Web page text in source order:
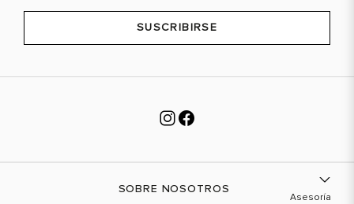
SUSCRIBIRSE
SOBRE NOSOTROS